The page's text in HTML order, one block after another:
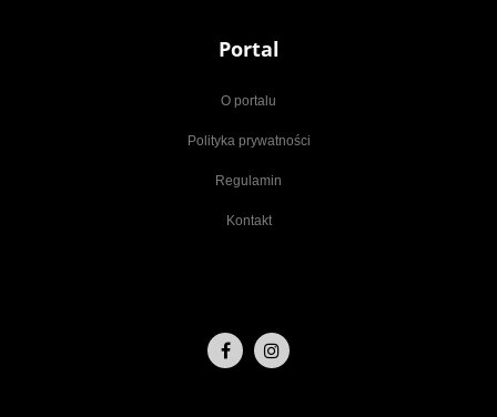
Portal
O portalu
Polityka prywatności
Regulamin
Kontakt